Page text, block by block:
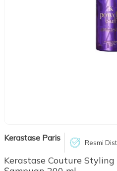
Kerastase Paris Resmi
Kerastase Couture